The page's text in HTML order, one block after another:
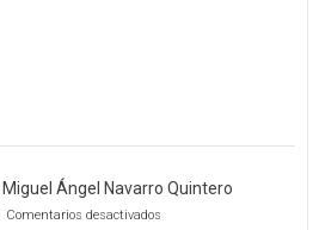
Ángel Navarro Quintero
Comentarios desactivadosen